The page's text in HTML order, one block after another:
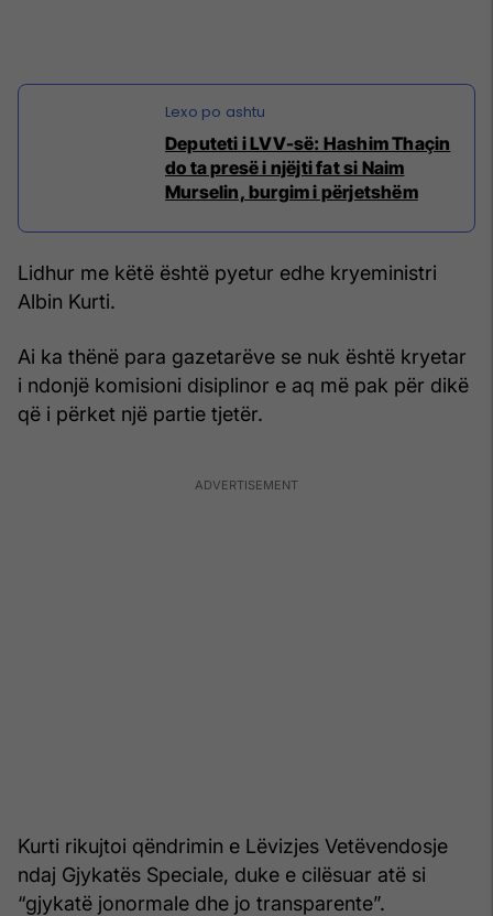
Deputeti i LVV-së: Hashim Thaçin
do ta presë i njëjti fat si Naim
Murselin, burgim i përjetshëm
Lidhur me këtë është pyetur edhe kryeministri
Albin Kurti.
Ai ka thënë para gazetarëve se nuk është kryetar
i ndonjë komisioni disiplinor e aq më pak për dikë
që i përket një partie tjetër.
Kurti rikujtoi qëndrimin e Lëvizjes Vetëvendosje
ndaj Gjykatës Speciale, duke e cilësuar atë si
“gjykatë jonormale dhe jo transparente”.